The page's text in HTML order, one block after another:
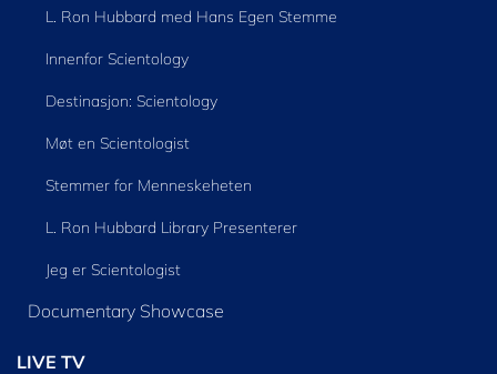
L. Ron Hubbard med Hans Egen Stemme
Innenfor Scientology
Destinasjon: Scientology
Møt en Scientologist
Stemmer for Menneskeheten
L. Ron Hubbard Library Presenterer
Jeg er Scientologist
Documentary Showcase
LIVE TV